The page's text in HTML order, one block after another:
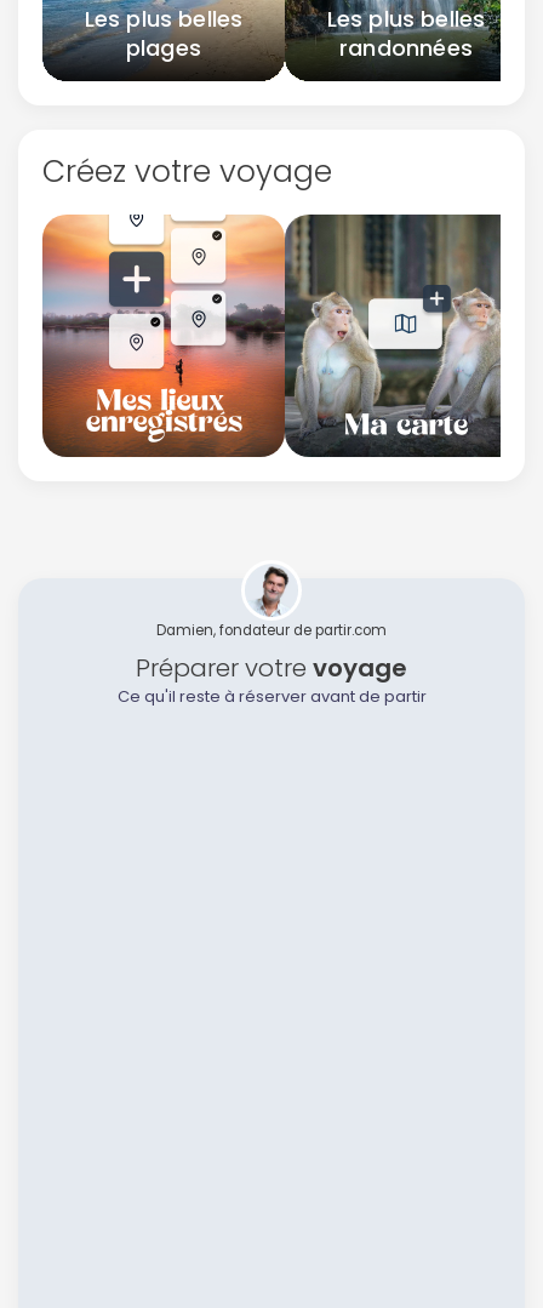
Les plus belles
plages
Les plus belles
randonnées
Créez votre voyage
Damien, fondateur de partir.com
Préparer votre voyage
Ce qu'il reste à réserver avant de partir